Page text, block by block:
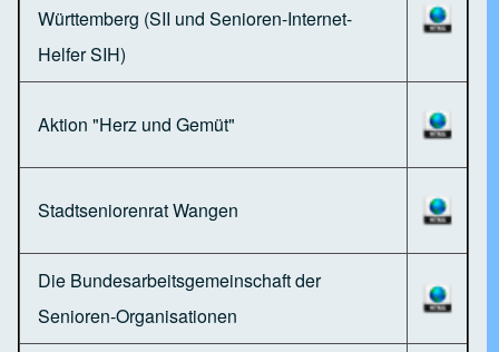
Württemberg (SII und Senioren-Internet-
Helfer SIH)
Aktion "Herz und Gemüt"
Stadtseniorenrat Wangen
Die Bundesarbeitsgemeinschaft der
Senioren-Organisationen